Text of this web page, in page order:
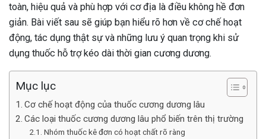
toàn, hiệu quả và phù hợp với cơ địa là điều không hề đơn
giản. Bài viết sau sẽ giúp bạn hiểu rõ hơn về cơ chế hoạt
động, tác dụng thật sự và những lưu ý quan trọng khi sử
dụng thuốc hỗ trợ kéo dài thời gian cương dương.
Mục lục
Cơ chế hoạt động của thuốc cương dương lâu
Các loại thuốc cương dương lâu phổ biến trên thị trường
Nhóm thuốc kê đơn có hoạt chất rõ ràng